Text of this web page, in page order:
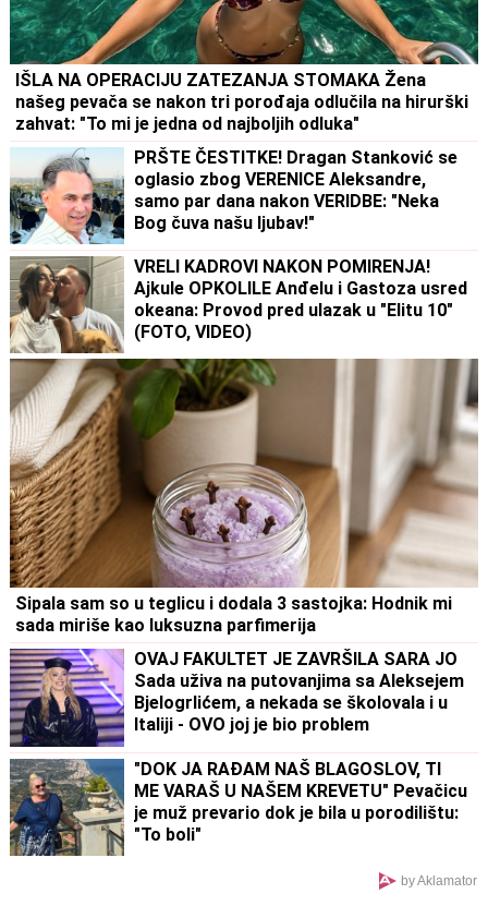
IŠLA NA OPERACIJU ZATEZANJA STOMAKA Žena
našeg pevača se nakon tri porođaja odlučila na hirurški
zahvat: "To mi je jedna od najboljih odluka"
PRŠTE ČESTITKE! Dragan Stanković se
oglasio zbog VERENICE Aleksandre,
samo par dana nakon VERIDBE: "Neka
Bog čuva našu ljubav!"
VRELI KADROVI NAKON POMIRENJA!
Ajkule OPKOLILE Anđelu i Gastoza usred
okeana: Provod pred ulazak u "Elitu 10"
(FOTO, VIDEO)
Sipala sam so u teglicu i dodala 3 sastojka: Hodnik mi
sada miriše kao luksuzna parfimerija
OVAJ FAKULTET JE ZAVRŠILA SARA JO
Sada uživa na putovanjima sa Aleksejem
Bjelogrlićem, a nekada se školovala i u
Italiji - OVO joj je bio problem
"DOK JA RAĐAM NAŠ BLAGOSLOV, TI
ME VARAŠ U NAŠEM KREVETU" Pevačicu
je muž prevario dok je bila u porodilištu:
"To boli"
by Aklamator